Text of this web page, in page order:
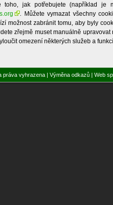
jak potřebujete (například je
. Můžete vymazat všechny
možnost zabránit tomu, aby byly
zřejmě muset manuálně
omezení některých služeb a
práva vyhrazena | Výměna odkazů | Web